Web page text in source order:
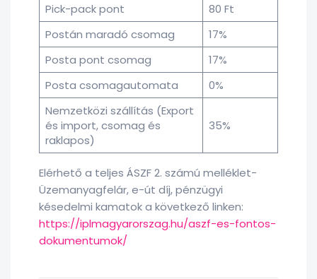
Pick-pack pont
80 Ft
Postán maradó csomag
17%
Posta pont csomag
17%
Posta csomagautomata
0%
Nemzetközi szállítás (Export
és import, csomag és
raklapos)
35%
Elérhető a teljes ÁSZF 2. számú melléklet-
Üzemanyagfelár, e-út díj, pénzügyi
késedelmi kamatok a következő linken:
https://iplmagyarorszag.hu/aszf-es-fontos-
dokumentumok/